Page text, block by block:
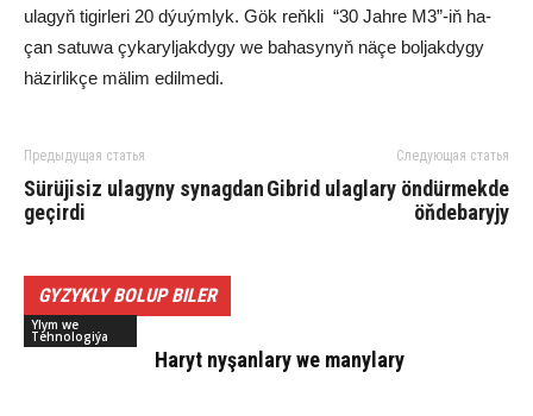
ula­gyň ti­gir­le­ri 20 dýuým­lyk. Gök reňk­li “30 Jah­re M3”-iň ha­
çan sa­tu­wa çy­ka­ryl­jak­dy­gy we ba­ha­sy­nyň nä­çe bol­jak­dy­gy
hä­zir­lik­çe mä­lim edil­me­di.
Предыдущая статья
Sü­rü­ji­siz ula­gy­ny sy­nag­dan
ge­çir­di
Следующая статья
Gib­rid ulag­la­ry ön­dür­mek­de
öň­de­ba­ry­jy
GYZYKLY BOLUP BILER
Ylym we
Tehnologiýa
Ha­ryt ny­şan­la­ry we ma­ny­la­ry